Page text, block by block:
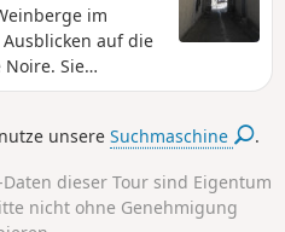
im
auf die
Sie
du-Razés,
unsereSuchmaschine .
dieser Tour sind Eigentum
nicht ohne Genehmigung